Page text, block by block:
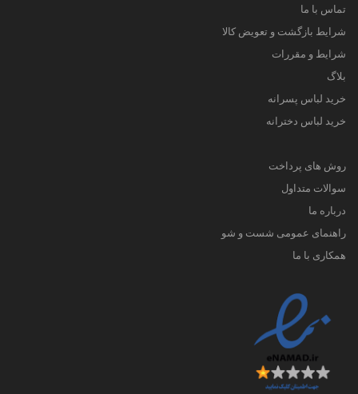
تماس با ما
شرایط بازگشت و تعویض کالا
شرایط و مقررات
بلاگ
خرید لباس پسرانه
خرید لباس دخترانه
روش های پرداخت
سوالات متداول
درباره ما
راهنمای عمومی شست و شو
همکاری با ما